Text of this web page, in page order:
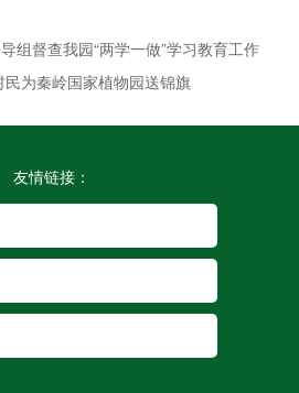
组督查我园“两学一做”学习教育工作
民为秦岭国家植物园送锦旗
友情链接：